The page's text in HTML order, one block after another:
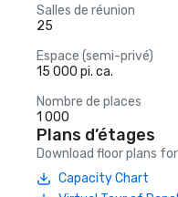
Salles de réunion
25
Espace (semi-privé)
15 000 pi. ca.
Nombre de places
1 000
Plans d’étages
Download floor plans
Capacity Chart